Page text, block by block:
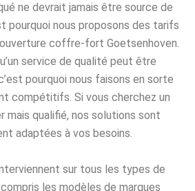
ne devrait jamais être source de
pourquoi nous proposons des tarifs
coffre-fort Goetsenhoven.
service de qualité peut être
pourquoi nous faisons en sorte
compétitifs. Si vous cherchez un
mais qualifié, nos solutions sont
adaptées à vos besoins.
sur tous les types de
les modèles de marques